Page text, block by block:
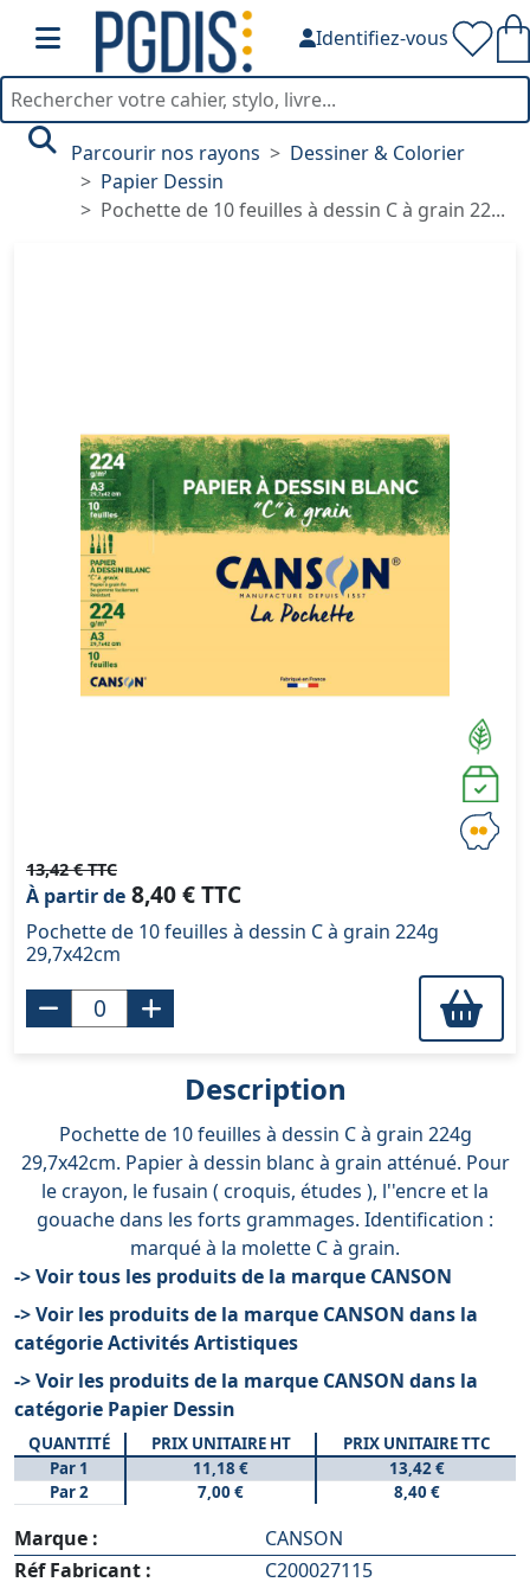
Identifiez-vous
Parcourir nos rayons
Dessiner & Colorier
Papier Dessin
Pochette de 10 feuilles à dessin C à grain 22...
13,42 € TTC
À partir de 8,40 € TTC
Pochette de 10 feuilles à dessin C à grain 224g
29,7x42cm
Description
Pochette de 10 feuilles à dessin C à grain 224g
29,7x42cm. Papier à dessin blanc à grain atténué. Pour
le crayon, le fusain ( croquis, études ), l''encre et la
gouache dans les forts grammages. Identification :
marqué à la molette C à grain.
-> Voir tous les produits de la marque CANSON
-> Voir les produits de la marque CANSON dans la
catégorie Activités Artistiques
-> Voir les produits de la marque CANSON dans la
catégorie Papier Dessin
QUANTITÉ PRIX UNITAIRE HT
PRIX UNITAIRE TTC
Par 1
11,18 €
13,42 €
Par 2
7,00 € 8,40 €
Marque :
CANSON
Réf Fabricant :
C200027115